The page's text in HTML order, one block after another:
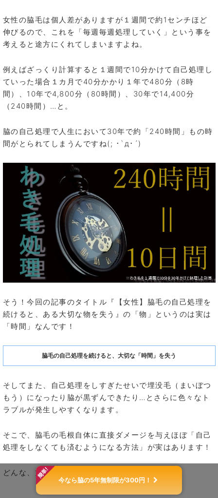
女性の脇毛は個人差がありますが１週間で約1センチほど
伸びるので、これを「毎週毎週処理していく」という事を
考えると途方にくれてしまいますよね。
例えばざっくり計算すると１週間で10分かけて自己処理し
ていった場合１カ月で40分かかり１年で480分（8時
間）、10年で4,800分（80時間）、30年で14,400分
（240時間）…と。
脇の自己処理で人生において30年で約「240時間」もの時
間がとられてしまうんですね(; ･`д･´)
そう！今回の記事のタイトル『【女性】脇毛の自己処理を
続けると、ある大切な物を失う』の「物」というのは実は
「時間」なんです！
脇毛の自己処理を続けると、大切な「時間」を失う
そしてまた、自己処理をしすぎたせいで埋没毛（まいぼつ
もう）になったり脇が黒ずんできたり…とさらに色々なト
ラブルが発生しやすくなります。
そこで、脇毛の毛根自体に直接ダメージを与えほぼ「自己
処理をしなくても済むようになる方法」が実はあります！
どんな、方法か見ていきましょう！
今なら脇の5年無制限が300円！